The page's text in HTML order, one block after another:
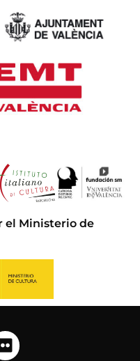
el Ministerio de